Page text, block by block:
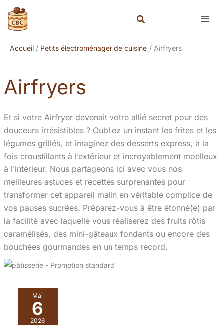
contenu
Accueil
Petits électroménager de cuisine Airfryers
Airfryers
Et si votre Airfryer devenait votre allié secret pour des
douceurs irrésistibles ? Oubliez un instant les frites et les
légumes grillés, et imaginez des desserts express, à la
fois croustillants à l’extérieur et incroyablement moelleux
à l’intérieur. Nous partageons ici avec vous nos
meilleures astuces et recettes surprenantes pour
transformer cet appareil malin en véritable complice de
vos pauses sucrées. Préparez-vous à être étonné(e) par
la facilité avec laquelle vous réaliserez des fruits rôtis
caramélisés, des mini-gâteaux fondants ou encore des
bouchées gourmandes en un temps record.
Mai
6
2026
Rechercher